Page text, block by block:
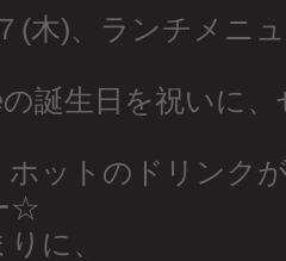
(木)、ランチメニ
誕生日を祝いに
ットのドリンク
☆
に、